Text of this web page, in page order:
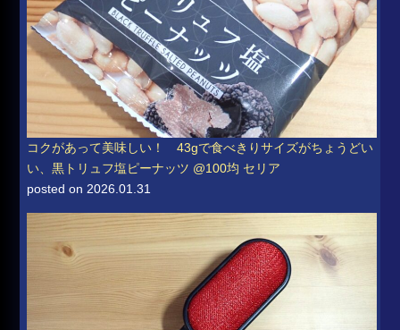
コクがあって美味しい！ 43gで食べきりサイズがちょうどい
い、黒トリュフ塩ピーナッツ @100均 セリア
posted on 2026.01.31